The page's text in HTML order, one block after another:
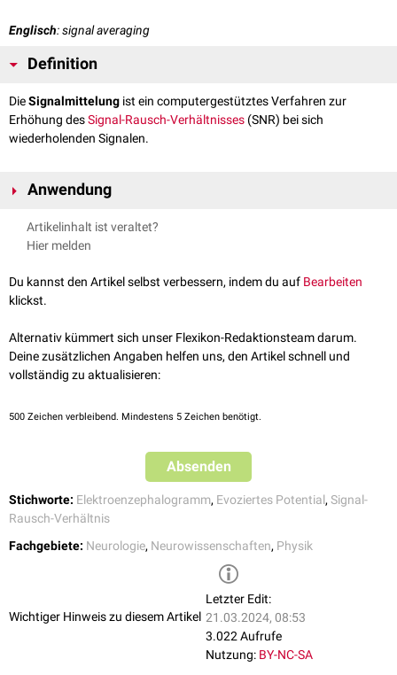
Englisch: signal averaging
Definition
DieSignalmittelung ist ein computergestütztes Verfahren zur
Erhöhung desSignal-Rausch-Verhältnisses (SNR) bei sich
wiederholenden Signalen.
Anwendung
Medizin
wird die Signalmittelung zum Beispiel bei der Ableitung
evozierten Potentialen
Amplituden jedoch sehr gering sind. Um diese darstellen zu können, wird
das spontan ablaufende EEG-Signal als reizunabhängiges Störsignal
während das reizabhängige evozierte Potential aufsummiert wird.
Artikelinhalt ist veraltet?
Hier melden
Du kannst den Artikel selbst verbessern, indem du auf Bearbeiten
klickst.
Alternativ kümmert sich unser Flexikon-Redaktionsteam darum.
Deine zusätzlichen Angaben helfen uns, den Artikel schnell und
vollständig zu aktualisieren:
500 Zeichen verbleibend. Mindestens 5 Zeichen benötigt.
Absenden
Stichworte: Elektroenzephalogramm, Evoziertes Potential, Signal-
Rausch-Verhältnis
Fachgebiete: Neurologie, Neurowissenschaften, Physik
Wichtiger Hinweis zu diesem Artikel
Letzter Edit:
21.03.2024, 08:53
3.022 Aufrufe
Nutzung: BY-NC-SA